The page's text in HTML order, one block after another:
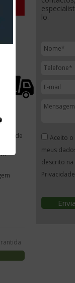
lo.
Aceito
meus
descrito na
Privacidade